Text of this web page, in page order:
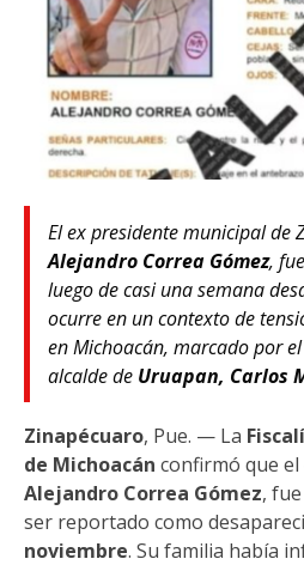
El ex presidente municipal de
Alejandro Correa Gómez,
luego de casi una semana
ocurre en un contexto de
en Michoacán, marcado por
alcalde de Uruapan, Carlos
Zinapécuaro, Pue. — La
de Michoacán confirmó que
Alejandro Correa Gómez,
ser reportado como
noviembre. Su familia había